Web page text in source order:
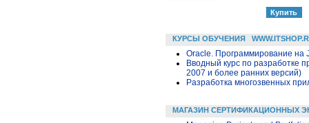
КУРСЫ ОБУЧЕНИЯ
Oracle. Программирование на
Вводный курс по разработке
2007 и более ранних версий)
Разработка многозвенных
МАГАЗИН СЕРТИФИКАЦИОННЫХ